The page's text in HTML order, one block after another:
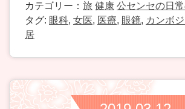
カテゴリー： 旅 健康 公センセの日
タグ: 眼科, 女医, 医療, 眼鏡, カンボ
居